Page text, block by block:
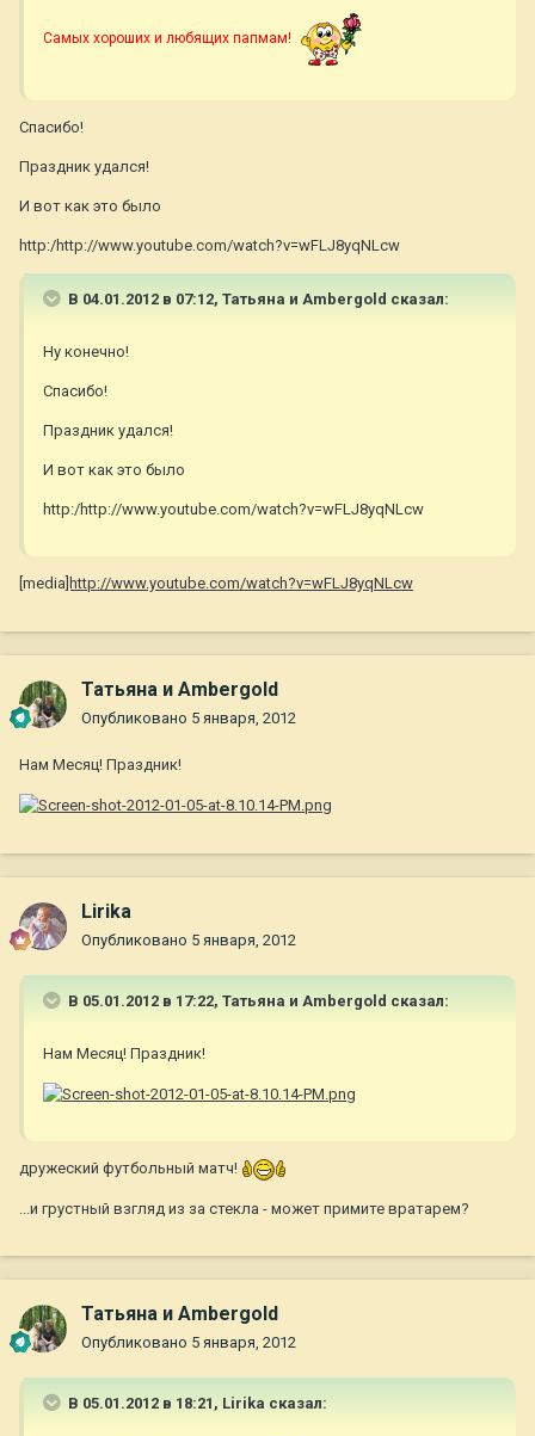
Самых хороших и любящих папмам!
Спасибо!
Праздник удался!
И вот как это было
http:/http://www.youtube.com/watch?v=wFLJ8yqNLcw
В 04.01.2012 в 07:12, Татьяна и Ambergold сказал:
Ну конечно!
Спасибо!
Праздник удался!
И вот как это было
http:/http://www.youtube.com/watch?v=wFLJ8yqNLcw
[media ]http://www.youtube.com/watch?v=wFLJ8yqNLcw
Татьяна и Ambergold
Опубликовано 5 января, 2012
Нам Месяц! Праздник!
Lirika
Опубликовано 5 января, 2012
В 05.01.2012 в 17:22, Татьяна и Ambergold сказал:
Нам Месяц! Праздник!
дружеский футбольный матч!
...и грустный взгляд из за стекла - может примите вратарем?
Татьяна и Ambergold
Опубликовано 5 января, 2012
В 05.01.2012 в 18:21, Lirika сказал: